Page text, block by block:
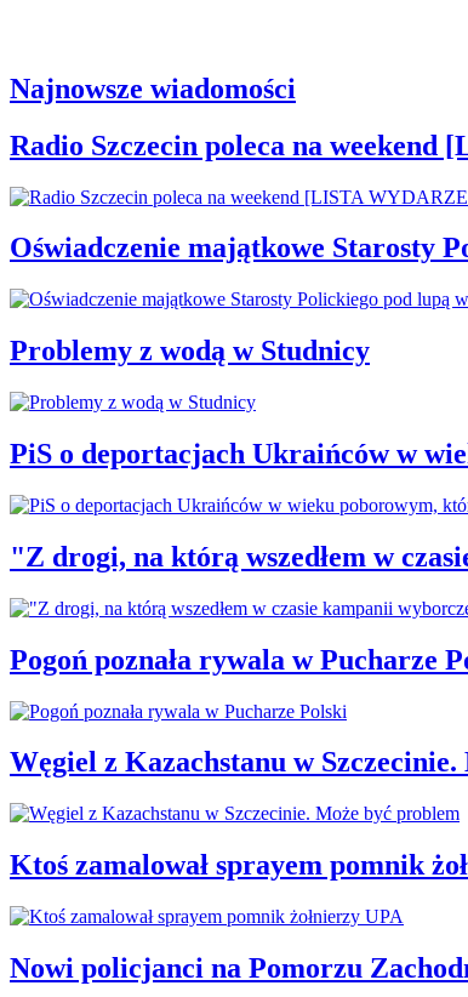
Najnowsze wiadomości
Radio Szczecin poleca na weekend
Oświadczenie majątkowe Starosty
Problemy z wodą w Studnicy
PiS o deportacjach Ukraińców w
"Z drogi, na którą wszedłem w
Pogoń poznała rywala w Pucharze
Węgiel z Kazachstanu w
Ktoś zamalował sprayem pomnik
Nowi policjanci na Pomorzu